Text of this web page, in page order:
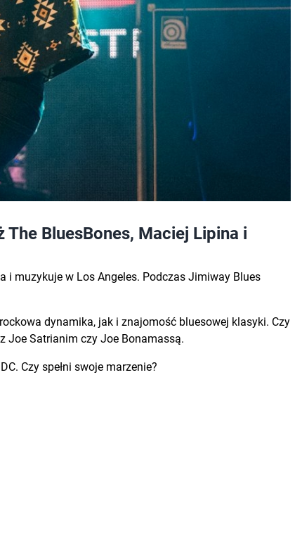
BluesBones, Maciej Lipina i
i muzykuje w Los Angeles. Podczas Jimiway Blues
dynamika, jak i znajomość bluesowej klasyki. Czy
Joe Satrianim czy Joe Bonamassą.
Czy spełni swoje marzenie?